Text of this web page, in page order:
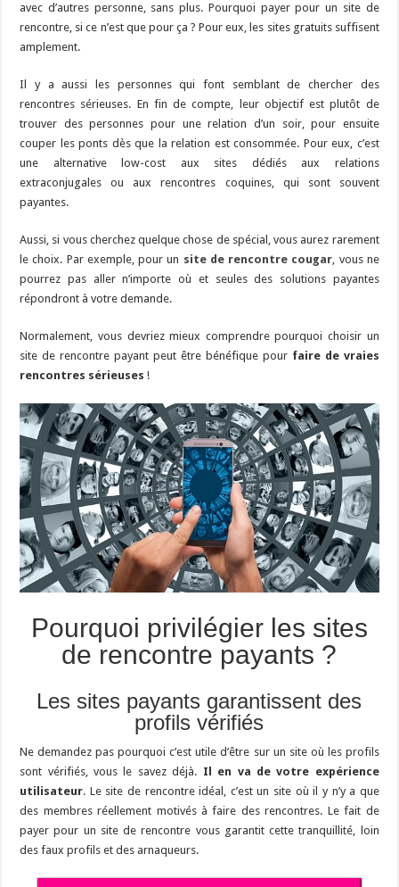
avec d’autres personne, sans plus. Pourquoi payer pour un site de
rencontre, si ce n’est que pour ça ? Pour eux, les sites gratuits suffisent
amplement.
Il y a aussi les personnes qui font semblant de chercher des
rencontres sérieuses. En fin de compte, leur objectif est plutôt de
trouver des personnes pour une relation d’un soir, pour ensuite
couper les ponts dès que la relation est consommée. Pour eux, c’est
une alternative low-cost aux sites dédiés aux relations
extraconjugales ou aux rencontres coquines, qui sont souvent
payantes.
Aussi, si vous cherchez quelque chose de spécial, vous aurez rarement
le choix. Par exemple, pour un site de rencontre cougar, vous ne
pourrez pas aller n’importe où et seules des solutions payantes
répondront à votre demande.
Normalement, vous devriez mieux comprendre pourquoi choisir un
site de rencontre payant peut être bénéfique pour faire de vraies
rencontres sérieuses !
Pourquoi privilégier les sites
de rencontre payants ?
Les sites payants garantissent des
profils vérifiés
Ne demandez pas pourquoi c’est utile d’être sur un site où les profils
sont vérifiés, vous le savez déjà. Il en va de votre expérience
utilisateur. Le site de rencontre idéal, c’est un site où il y n’y a que
des membres réellement motivés à faire des rencontres. Le fait de
payer pour un site de rencontre vous garantit cette tranquillité, loin
des faux profils et des arnaqueurs.